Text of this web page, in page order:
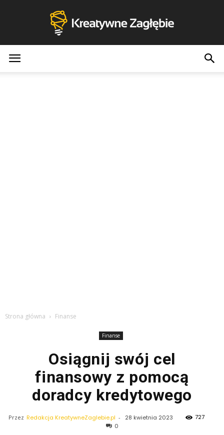
Strona główna Finanse
Finanse
Osiągnij swój cel
finansowy z pomocą
doradcy kredytowego
Przez Redakcja KreatywneZaglebie.pl - 28 kwietnia 2023
727
0